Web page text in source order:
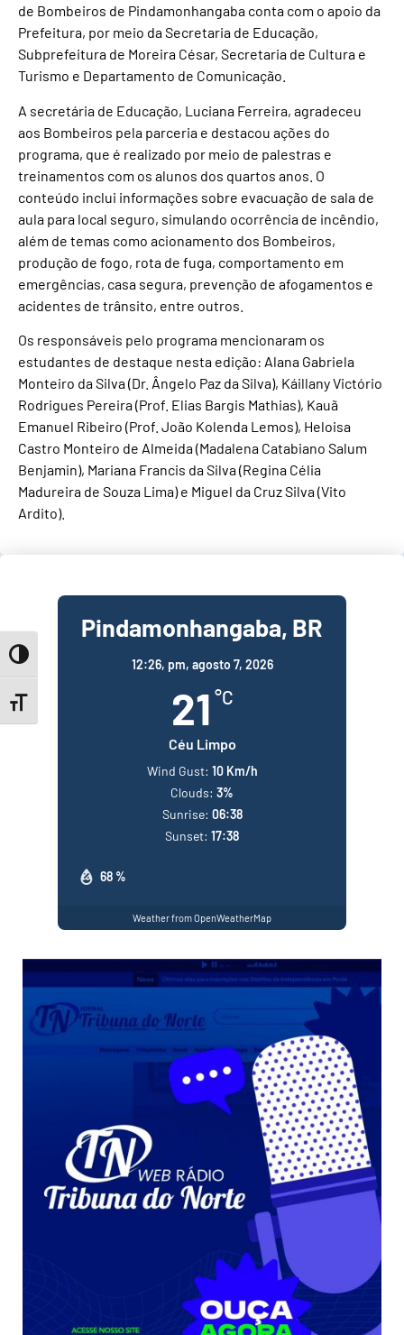
Toggle High Contrast
Toggle Font size
de Bombeiros de Pindamonhangaba conta com o apoio da
Prefeitura, por meio da Secretaria de Educação,
Subprefeitura de Moreira César, Secretaria de Cultura e
Turismo e Departamento de Comunicação.
A secretária de Educação, Luciana Ferreira, agradeceu
aos Bombeiros pela parceria e destacou ações do
programa, que é realizado por meio de palestras e
treinamentos com os alunos dos quartos anos. O
conteúdo inclui informações sobre evacuação de sala de
aula para local seguro, simulando ocorrência de incêndio,
além de temas como acionamento dos Bombeiros,
produção de fogo, rota de fuga, comportamento em
emergências, casa segura, prevenção de afogamentos e
acidentes de trânsito, entre outros.
Os responsáveis pelo programa mencionaram os
estudantes de destaque nesta edição: Alana Gabriela
Monteiro da Silva (Dr. Ângelo Paz da Silva), Káillany Victório
Rodrigues Pereira (Prof. Elias Bargis Mathias), Kauã
Emanuel Ribeiro (Prof. João Kolenda Lemos), Heloisa
Castro Monteiro de Almeida (Madalena Catabiano Salum
Benjamin), Mariana Francis da Silva (Regina Célia
Madureira de Souza Lima) e Miguel da Cruz Silva (Vito
Ardito).
Pindamonhangaba, BR
12:26, pm, agosto 7, 2026
21 °C
Céu Limpo
68 %
Wind Gust: 10 Km/h
Clouds: 3%
Sunrise: 06:38
Sunset: 17:38
Weather from OpenWeatherMap